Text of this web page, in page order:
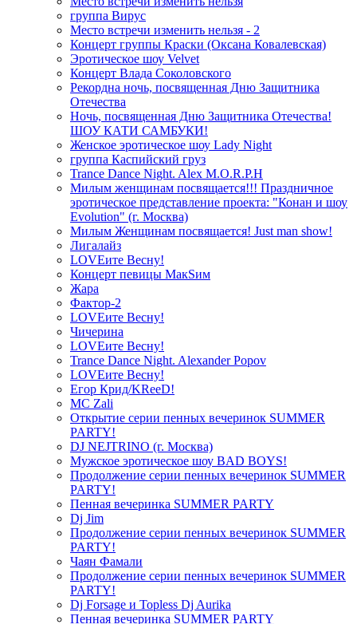
группа Вирус
Место встречи изменить нельзя - 2
Концерт группы Краски (Оксана Ковалевская)
Эротическое шоу Velvet
Концерт Влада Соколовского
Рекордна ночь, посвященная Дню Защитника
Отечества
Ночь, посвященная Дню Защитника Отечества!
ШОУ КАТИ САМБУКИ!
Женское эротическое шоу Lady Night
группа Каспийский груз
Trance Dance Night. Alex M.O.R.P.H
Милым женщинам посвящается!!! Праздничное
эротическое представление проекта: "Конан и шоу
Evolution" (г. Москва)
Милым Женщинам посвящается! Just man show!
Лигалайз
LOVEите Весну!
Концерт певицы МакSим
Жара
Фактор-2
LOVEите Весну!
Чичерина
LOVEите Весну!
Trance Dance Night. Alexander Popov
LOVEите Весну!
Егор Крид/KReeD!
MC Zali
Открытие серии пенных вечеринок SUMMER
PARTY!
DJ NEJTRINO (г. Москва)
Мужское эротическое шоу BAD BOYS!
Продолжение серии пенных вечеринок SUMMER
PARTY!
Пенная вечеринка SUMMER PARTY
Dj Jim
Продолжение серии пенных вечеринок SUMMER
PARTY!
Чаян Фамали
Продолжение серии пенных вечеринок SUMMER
PARTY!
Dj Forsage и Topless Dj Aurika
Пенная вечеринка SUMMER PARTY